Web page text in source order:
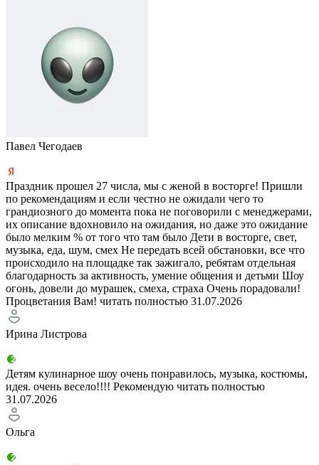
Павел Чегодаев
Праздник прошел 27 числа, мы с женой в восторге! Пришли
по рекомендациям и если честно не ожидали чего то
грандиозного до момента пока не поговорили с менеджерами,
их описание вдохновило на ожидания, но даже это ожидание
было мелким % от того что там было Дети в восторге, свет,
музыка, еда, шум, смех Не передать всей обстановки, все что
происходило на площадке так зажигало, ребятам отдельная
благодарность за активность, умение общения и детьми Шоу
огонь, довели до мурашек, смеха, страха Очень порадовали!
Процветания Вам! читать полностью 31.07.2026
Ирина Листрова
Детям кулинарное шоу очень понравилось, музыка, костюмы,
идея. очень весело!!!! Рекомендую читать полностью
31.07.2026
Ольга